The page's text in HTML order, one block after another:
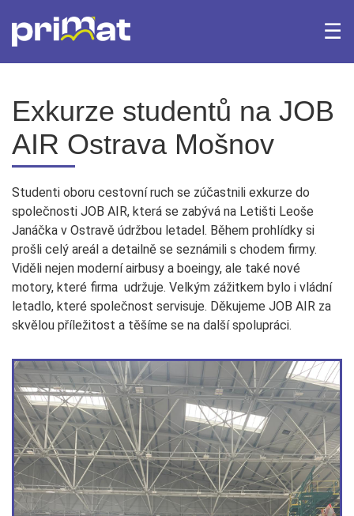
×
Archiv aktualit
Bakaláři iTrivio.cz
☰
Exkurze studentů na JOB
AIR Ostrava Mošnov
Studenti oboru cestovní ruch se zúčastnili exkurze do
společnosti JOB AIR, která se zabývá na Letišti Leoše
Janáčka v Ostravě údržbou letadel. Během prohlídky si
prošli celý areál a detailně se seznámili s chodem firmy.
Viděli nejen moderní airbusy a boeingy, ale také nové
motory, které firma udržuje. Velkým zážitkem bylo i vládní
letadlo, které společnost servisuje. Děkujeme JOB AIR za
skvělou příležitost a těšíme se na další spolupráci.